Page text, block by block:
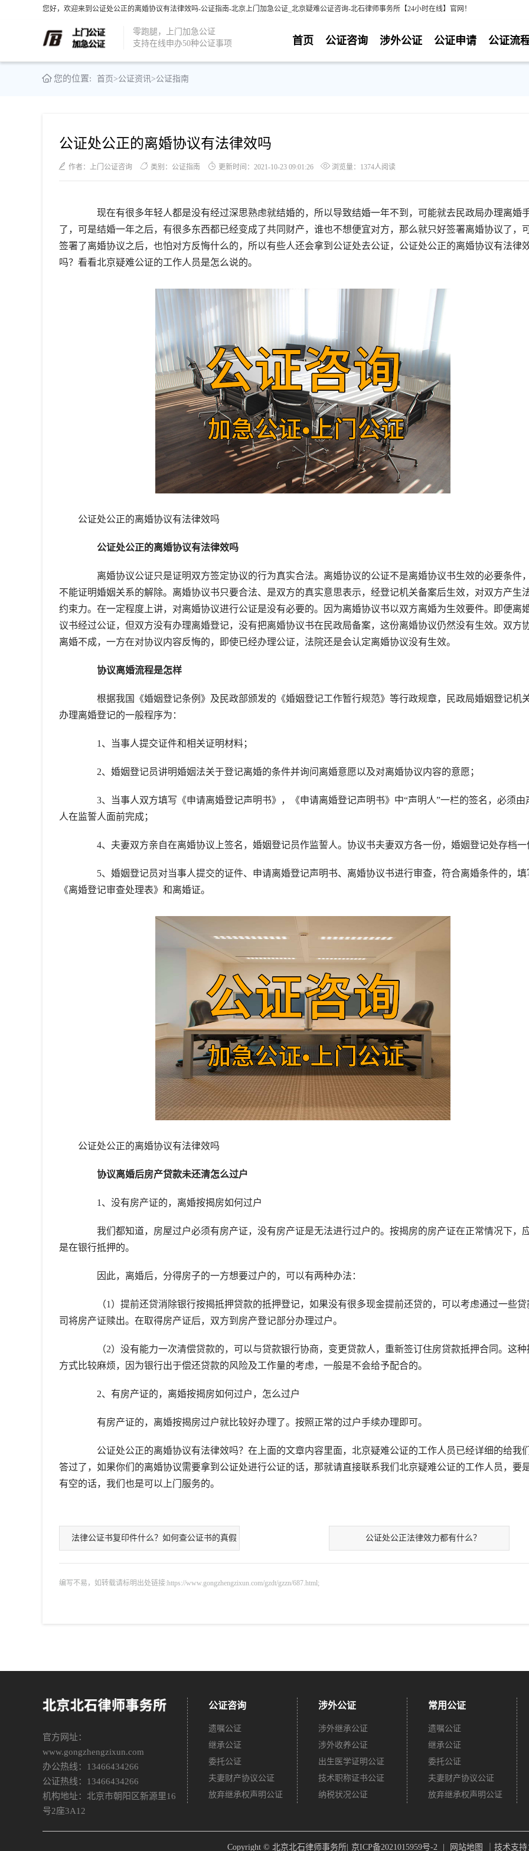
您好，欢迎来到公证处公正的离婚协议有法律效吗-公证指南-北京上门加急公证_北京疑难公证咨询-北石律师事务所【24小时在线】官网！
零跑腿，上门加急公证
支持在线申办50种公证事项
公证流
公证申请
涉外公证
公证咨询
首页
您的位置: 首页>公证资讯>公证指南
公证处公正的离婚协议有法律效吗
作者：上门公证咨询 类别：公证指南 更新时间：2021-10-23 09:01:26 浏览量：1374人阅读
现在有很多年轻人都是没有经过深思熟虑就结婚的，所以导致结婚一年不到，可能就去民政局办理离婚
了，可是结婚一年之后，有很多东西都已经变成了共同财产，谁也不想便宜对方，那么就只好签署离婚协议了，
签署了离婚协议之后，也怕对方反悔什么的，所以有些人还会拿到公证处去公证，公证处公正的离婚协议有法律
吗？看看北京疑难公证的工作人员是怎么说的。
公证处公正的离婚协议有法律效吗
公证处公正的离婚协议有法律效吗
离婚协议公证只是证明双方签定协议的行为真实合法。离婚协议的公证不是离婚协议书生效的必要条件
不能证明婚姻关系的解除。离婚协议书只要合法、是双方的真实意思表示，经登记机关备案后生效，对双方产生
约束力。在一定程度上讲，对离婚协议进行公证是没有必要的。因为离婚协议书以双方离婚为生效要件。即便离
议书经过公证，但双方没有办理离婚登记，没有把离婚协议书在民政局备案，这份离婚协议仍然没有生效。双方
离婚不成，一方在对协议内容反悔的，即使已经办理公证，法院还是会认定离婚协议没有生效。
协议离婚流程是怎样
根据我国《婚姻登记条例》及民政部颁发的《婚姻登记工作暂行规范》等行政规章，民政局婚姻登记机
办理离婚登记的一般程序为：
1、当事人提交证件和相关证明材料；
2、婚姻登记员讲明婚姻法关于登记离婚的条件并询问离婚意愿以及对离婚协议内容的意愿；
3、当事人双方填写《申请离婚登记声明书》，《申请离婚登记声明书》中“声明人”一栏的签名，必须由
人在监誓人面前完成；
4、夫妻双方亲自在离婚协议上签名，婚姻登记员作监誓人。协议书夫妻双方各一份，婚姻登记处存档一
5、婚姻登记员对当事人提交的证件、申请离婚登记声明书、离婚协议书进行审查，符合离婚条件的，填
《离婚登记审查处理表》和离婚证。
公证处公正的离婚协议有法律效吗
协议离婚后房产贷款未还清怎么过户
1、没有房产证的，离婚按揭房如何过户
我们都知道，房屋过户必须有房产证，没有房产证是无法进行过户的。按揭房的房产证在正常情况下，
是在银行抵押的。
因此，离婚后，分得房子的一方想要过户的，可以有两种办法：
（1）提前还贷消除银行按揭抵押贷款的抵押登记，如果没有很多现金提前还贷的，可以考虑通过一些贷
司将房产证赎出。在取得房产证后，双方到房产登记部分办理过户。
（2）没有能力一次清偿贷款的，可以与贷款银行协商，变更贷款人，重新签订住房贷款抵押合同。这种
方式比较麻烦，因为银行出于偿还贷款的风险及工作量的考虑，一般是不会给予配合的。
2、有房产证的，离婚按揭房如何过户，怎么过户
有房产证的，离婚按揭房过户就比较好办理了。按照正常的过户手续办理即可。
公证处公正的离婚协议有法律效吗？在上面的文章内容里面，北京疑难公证的工作人员已经详细的给我
答过了，如果你们的离婚协议需要拿到公证处进行公证的话，那就请直接联系我们北京疑难公证的工作人员，要
有空的话，我们也是可以上门服务的。
法律公证书复印件什么？如何查公证书的真假 公证处公正法律效力都有什么？
编写不易，如转载请标明出处链接:https://www.gongzhengzixun.com/gzdt/gzzn/687.html;
官方网址：
www.gongzhengzixun.com
办公热线：13466434266
公证热线：13466434266
机构地址：北京市朝阳区新源里16
号2座3A12
公证咨询
遗嘱公证
继承公证
委托公证
夫妻财产协议公证
放弃继承权声明公证
涉外公证
涉外继承公证
涉外收养公证
出生医学证明公证
技术职称证书公证
纳税状况公证
常用公证
遗嘱公证
继承公证
委托公证
夫妻财产协议公证
放弃继承权声明公证
Copyright © 北京北石律师事务所| 京ICP备2021015959号-2 网站地图 ｜技术支持